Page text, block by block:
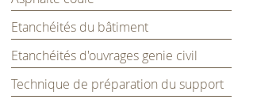
Etanchéités du bâtiment
Etanchéités d'ouvrages genie civil
Technique de préparation du support